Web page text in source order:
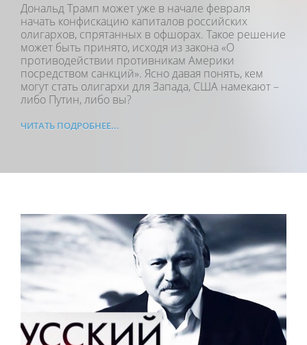
Дональд Трамп может уже в начале февраля
начать конфискацию капиталов российских
олигархов, спрятанных в офшорах. Такое решение
может быть принято, исходя из закона «О
противодействии противникам Америки
посредством санкций». Ясно давая понять, кем
могут стать олигархи для Запада, США намекают –
либо Путин, либо вы?
ЧИТАТЬ ПОДРОБНЕЕ...